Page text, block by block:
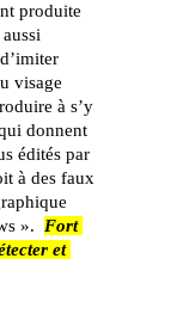
produite
visage
à s’y
donnent
édités par
à des faux
». Fort
et